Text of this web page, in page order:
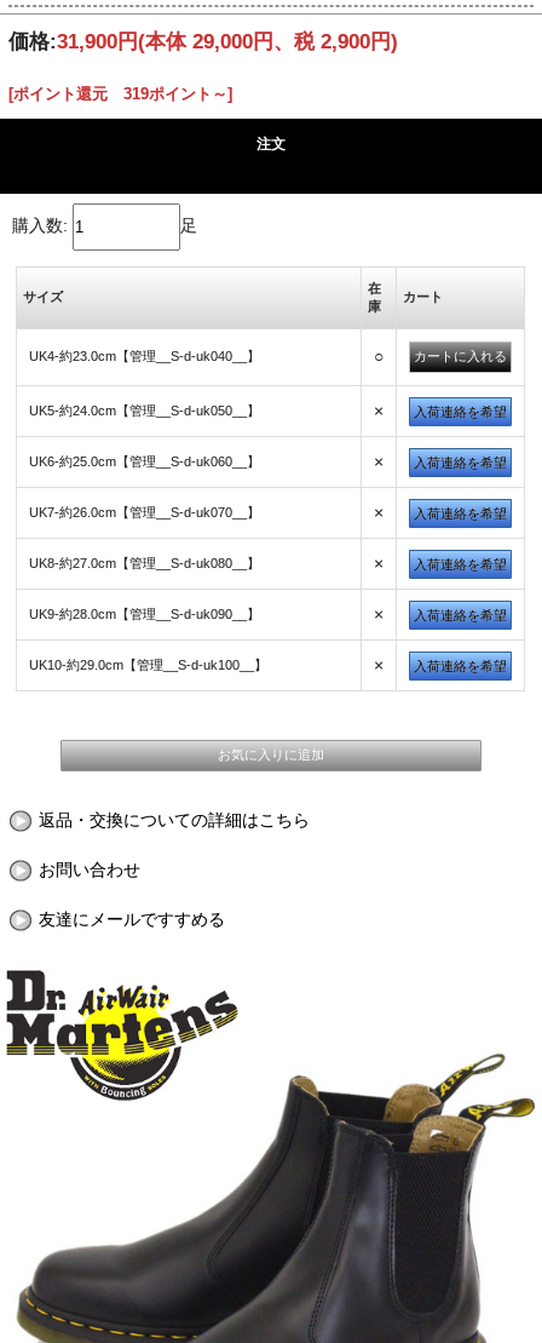
価格:31,900円(本体 29,000円、税 2,900円)
[ポイント還元 319ポイント～]
注文
購入数: 足
サイズ
在
庫
カート
UK4-約23.0cm【管理__S-d-uk040__】 ○
UK5-約24.0cm【管理__S-d-uk050__】 × 入荷連絡を希望
UK6-約25.0cm【管理__S-d-uk060__】 × 入荷連絡を希望
UK7-約26.0cm【管理__S-d-uk070__】 × 入荷連絡を希望
UK8-約27.0cm【管理__S-d-uk080__】 × 入荷連絡を希望
UK9-約28.0cm【管理__S-d-uk090__】 × 入荷連絡を希望
UK10-約29.0cm【管理__S-d-uk100__】 × 入荷連絡を希望
返品・交換についての詳細はこちら
お問い合わせ
友達にメールですすめる